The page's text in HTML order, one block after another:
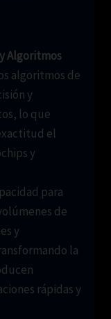
Algoritmos
algoritmos de
y
lo que
el
y
para
de
y
la
rápidas y